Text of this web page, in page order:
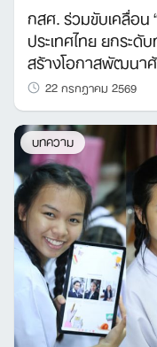
กสศ. ร่วมขับเคลื่อน
ประเทศไทย ยกระ
สร้างโอกาสพัฒนา
22 กรกฎาคม 2569
บทความ